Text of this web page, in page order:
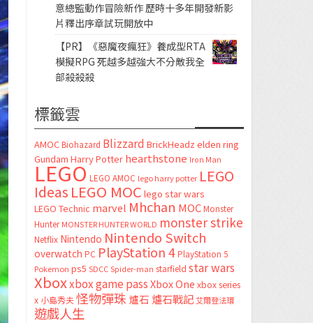
意總監動作冒險新作 歷時十多年開發新影
片釋出序章試玩開放中
【PR】《惡魔夜瘋狂》養成型RTA
模擬RPG 死越多越強大不分敵我全
部殺殺殺
標籤雲
AMOC Biohazard Blizzard BrickHeadz elden ring
Gundam Harry Potter hearthstone Iron Man
LEGO LEGO AMOC lego harry potter LEGO
Ideas LEGO MOC lego star wars
LEGO Technic marvel Mhchan MOC Monster
Hunter MONSTER HUNTER WORLD monster strike
Netflix Nintendo Nintendo Switch
overwatch PC PlayStation 4 PlayStation 5
Pokemon ps5 SDCC Spider-man starfield star wars
Xboxxbox game passXbox One xbox series
x 小島秀夫怪物彈珠 爐石 爐石戰記艾爾登法環
遊戲人生